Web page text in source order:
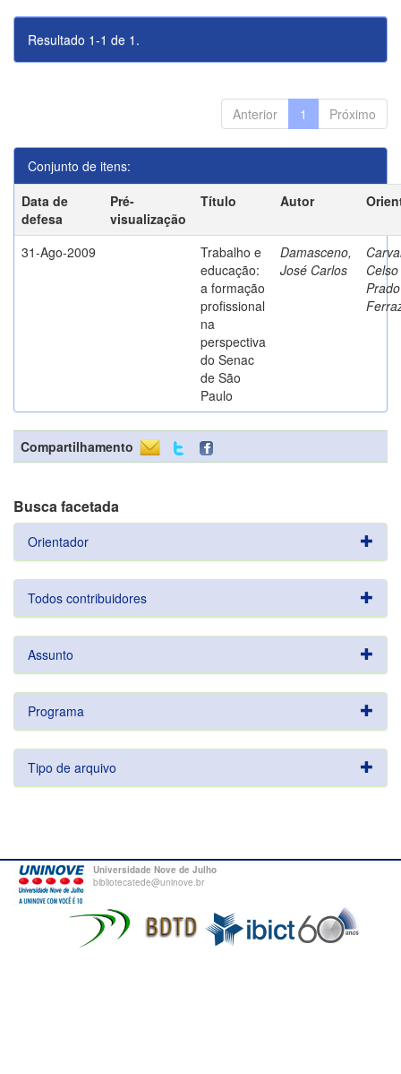
Resultado 1-1 de 1.
Anterior 1 Próximo
Conjunto de itens:
Data de
defesa
Pré-
visualização
Título Autor
31-Ago-2009
Trabalho e
educação:
a formação
profissional
na
perspectiva
do Senac
de São
Paulo
Damasceno,
José Carlos
Prado
Compartilhamento
Busca facetada
Orientador
Todos contribuidores
Assunto
Programa
Tipo de arquivo
Universidade Nove de Julho
bibliotecatede@uninove.br